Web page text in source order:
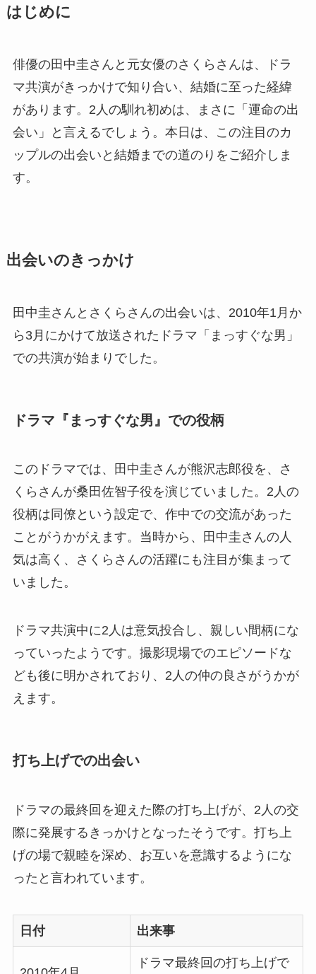
はじめに
俳優の田中圭さんと元女優のさくらさんは、ドラ
マ共演がきっかけで知り合い、結婚に至った経緯
があります。2人の馴れ初めは、まさに「運命の出
会い」と言えるでしょう。本日は、この注目のカ
ップルの出会いと結婚までの道のりをご紹介しま
す。
出会いのきっかけ
田中圭さんとさくらさんの出会いは、2010年1月か
ら3月にかけて放送されたドラマ「まっすぐな男」
での共演が始まりでした。
ドラマ『まっすぐな男』での役柄
このドラマでは、田中圭さんが熊沢志郎役を、さ
くらさんが桑田佐智子役を演じていました。2人の
役柄は同僚という設定で、作中での交流があった
ことがうかがえます。当時から、田中圭さんの人
気は高く、さくらさんの活躍にも注目が集まって
いました。
ドラマ共演中に2人は意気投合し、親しい間柄にな
っていったようです。撮影現場でのエピソードな
ども後に明かされており、2人の仲の良さがうかが
えます。
打ち上げでの出会い
ドラマの最終回を迎えた際の打ち上げが、2人の交
際に発展するきっかけとなったそうです。打ち上
げの場で親睦を深め、お互いを意識するようにな
ったと言われています。
日付 出来事
ドラマ最終回の打ち上げで